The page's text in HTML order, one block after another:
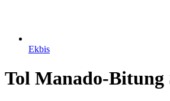
Ekbis
Tol Manado-Bitung